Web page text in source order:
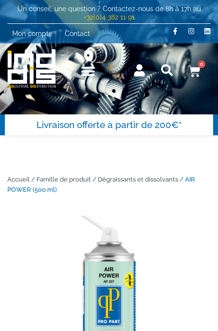
Un conseil, une question ? Contactez-nous de 8h à 17h au
+32(0)4 382 11 91
Mon compte
Contact
0
Livraison offerte à partir de 200€*
Accueil / Famille de produit / Dégraissants et dissolvants / AIR
POWER (500 ml)